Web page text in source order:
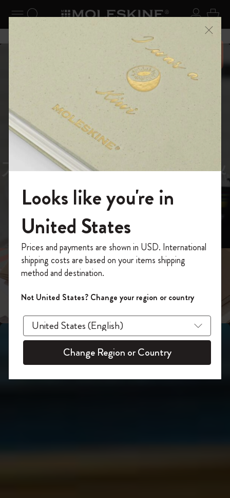
ナビゲーションの切替 ログ
検索 (キーワードなど) カ
6,500円以上のご購入で送料無料 メニ
ーを閉じる
あるページから始まる物語
Reframe
Sunglasses（リフレー
ム サングラス）
スライド表示0
スライド表示1
スライド表示2
スライド表示3
スライド表示4
スライド表示5
モレスキンの世界へようこそ
「WELCOME10」を入力すると、初回注
文が10%オフ＋送料無料になります。セ
ール・アウトレット品は適用外。
Moleskineアカウントを作成して限定オフ
ァーや会員特典、さらに多くのインスピ
レーションを手に入れましょう。
今すぐ会員登録 !
Looks like you're in
United States
Prices and payments are shown in USD. International
shipping costs are based on your items shipping
method and destination.
Not United States? Change your region or country
Change Region or Country